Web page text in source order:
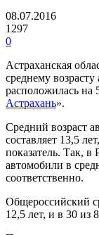
08.07.2016
1297
0
Астраханская
среднему
расположилась на
Астрахань».
Средний возраст
составляет 13,5
показатель. Так, в
автомобили в
соответственно.
Общероссийский
12,5 лет, и в 30 из